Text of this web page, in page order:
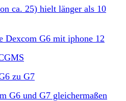
ca. 25) hielt länger als 10
Dexcom G6 mit iphone 12
zu G7
G6 und G7 gleichermaßen